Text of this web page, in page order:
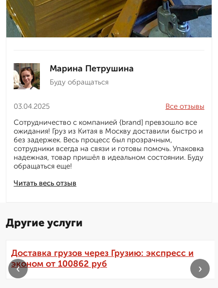
Марина Петрушина
Буду обращаться
03.04.2025
Читать весь отзыв
Все отзывы
Сотрудничество с компанией {brand] превзошло все
ожидания! Груз из Китая в Москву доставили быстро и
без задержек. Весь процесс был прозрачным,
сотрудники всегда на связи и готовы помочь. Упаковка
надежная, товар пришёл в идеальном состоянии. Буду
обращаться еще!
Другие услуги
Доставка грузов через Грузию: экспресс и
эконом от 100862 руб
‹ ›